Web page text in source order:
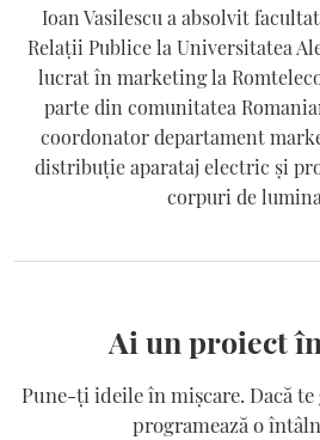
Ioan Vasilescu a absolvit
Relații Publice la Universitatea
lucrat în marketing la
parte din comunitatea
coordonator departament
distribuție aparataj electric și
corpuri de
Ai un proiect
Pune-ți ideile în mișcare. Dacă
programează o